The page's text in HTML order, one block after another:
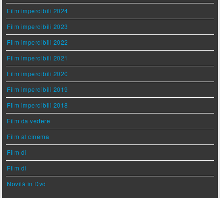
Film imperdibili 2024
Film imperdibili 2023
Film imperdibili 2022
Film imperdibili 2021
Film imperdibili 2020
Film imperdibili 2019
Film imperdibili 2018
Film da vedere
Film al cinema
Film di
Film di
Novità in Dvd